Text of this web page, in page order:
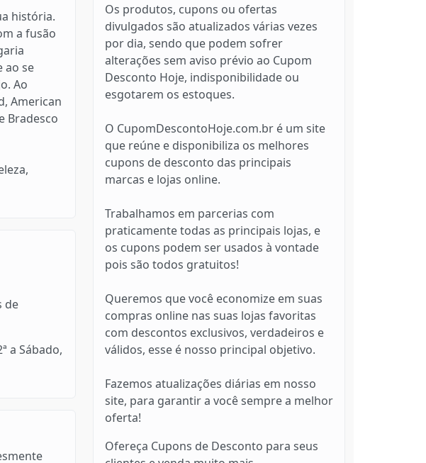
história.
a fusão
ao se
Ao
American
Bradesco
de
a Sábado,
Os produtos, cupons ou ofertas
divulgados são atualizados várias vezes
por dia, sendo que podem sofrer
alterações sem aviso prévio ao Cupom
Desconto Hoje, indisponibilidade ou
esgotarem os estoques.
O CupomDescontoHoje.com.br é um site
que reúne e disponibiliza os melhores
cupons de desconto das principais
marcas e lojas online.
Trabalhamos em parcerias com
praticamente todas as principais lojas, e
os cupons podem ser usados à vontade
pois são todos gratuitos!
Queremos que você economize em suas
compras online nas suas lojas favoritas
com descontos exclusivos, verdadeiros e
válidos, esse é nosso principal objetivo.
Fazemos atualizações diárias em nosso
site, para garantir a você sempre a melhor
oferta!
Ofereça Cupons de Desconto para seus